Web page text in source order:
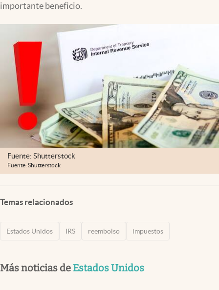
USA
importante beneficio.
Fuente: Shutterstock
Fuente: Shutterstock
Temas relacionados
Estados Unidos IRS reembolso impuestos
Más noticias de Estados Unidos